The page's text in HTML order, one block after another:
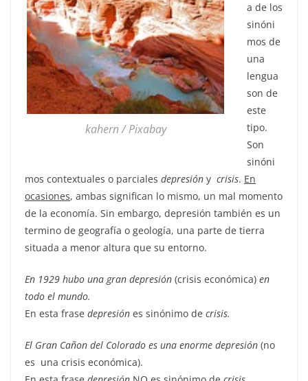
kahern / Pixabay
a de los
sinóni
mos de
una
lengua
son de
este
tipo.
Son
sinóni
mos contextuales o parciales depresión y crisis. En
ocasiones, ambas significan lo mismo, un mal momento
de la economía. Sin embargo, depresión también es un
termino de geografía o geología, una parte de tierra
situada a menor altura que su entorno.
En 1929 hubo una gran depresión (crisis económica) en
todo el mundo.
En esta frase depresión es sinónimo de crisis.
El Gran Cañon del Colorado es una enorme depresión (no
es una crisis económica).